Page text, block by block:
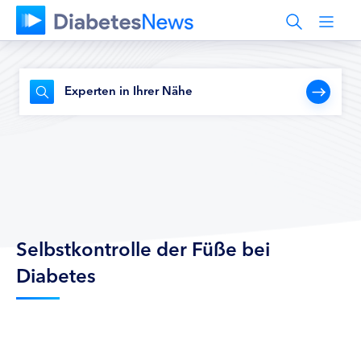
Experten in Ihrer Nähe
Selbstkontrolle der Füße bei
Diabetes